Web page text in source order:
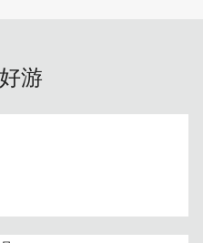
喜气红对联很有古朴感。喜
里开始探索之旅，在村落里
转弯都令人期待，值得一探
游